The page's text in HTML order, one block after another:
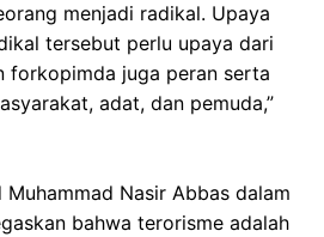
menjadi radikal. Upaya
tersebut perlu upaya dari
forkopimda juga peran serta
adat, dan pemuda,”
Nasir Abbas dalam
bahwa terorisme adalah